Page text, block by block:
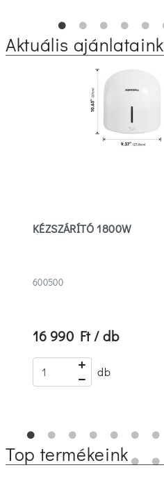
Aktuális ajánlataink
KÉZSZÁRÍTÓ 1800W
600500
16 990 Ft / db
db
Top termékeink